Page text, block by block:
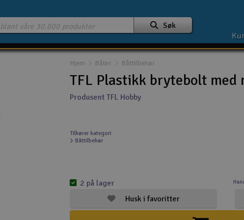
Søk
Hjem Båter Båttilbehør
TFL Plastikk brytebolt med
Produsent TFL Hobby
Tilhører kategori
Båttilbehør
Husk i favoritter
2 på lager